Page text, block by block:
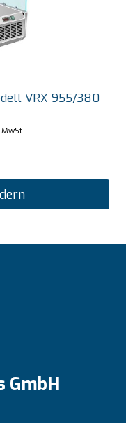
VRX 955/380
GmbH